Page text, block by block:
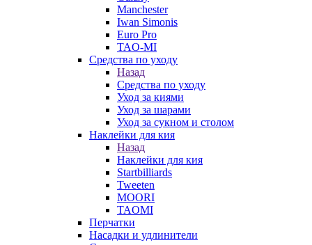
Manchester
Iwan Simonis
Euro Pro
TAO-MI
Средства по уходу
Назад
Средства по уходу
Уход за киями
Уход за шарами
Уход за сукном и столом
Наклейки для кия
Назад
Наклейки для кия
Startbilliards
Tweeten
MOORI
TAOMI
Перчатки
Насадки и удлинители